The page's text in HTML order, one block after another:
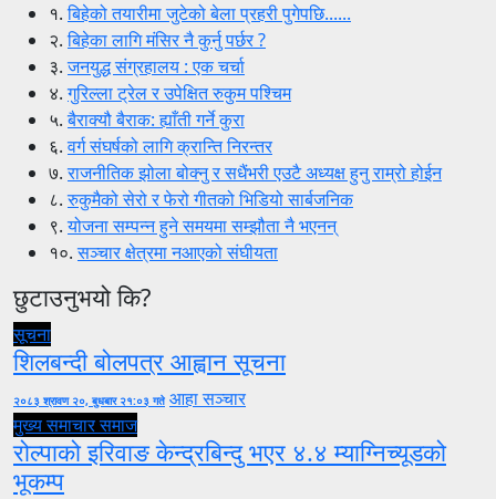
१.बिहेको तयारीमा जुटेको बेला प्रहरी पुगेपछि......
२.बिहेका लागि मंसिर नै कुर्नु पर्छर ?
३.जनयुद्ध संग्रहालय : एक चर्चा
४.गुरिल्ला ट्रेल र उपेक्षित रुकुम पश्चिम
५.बैराक्यौ बैराक: ह्याँती गर्ने कुरा
६.वर्ग संघर्षको लागि क्रान्ति निरन्तर
७.राजनीतिक झोला बोक्नु र सधैंभरी एउटै अध्यक्ष हुनु राम्रो होईन
८.रुकुमैको सेरो र फेरो गीतको भिडियो सार्बजनिक
९.योजना सम्पन्न हुने समयमा सम्झौता नै भएनन्
१०.सञ्चार क्षेत्रमा नआएको संघीयता
छुटाउनुभयो कि?
सूचना
शिलबन्दी बोलपत्र आह्वान सूचना
२०८३ श्रावण २०, बुधबार २१:०३ गते आहा सञ्चार
मुख्य समाचारसमाज
रोल्पाको इरिवाङ केन्द्रबिन्दु भएर ४.४ म्याग्निच्यूडको
भूकम्प